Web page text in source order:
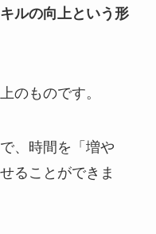
ルの向上という形
のものです。
、時間を「増や
ることができま